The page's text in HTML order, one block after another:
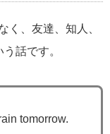
く、友達、知人、
話です。
tomorrow.